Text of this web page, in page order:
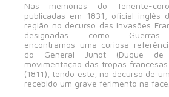
Nas memórias do Tenente-
publicadas em 1831, oficial inglês
região no decurso das Invasões
designadas como Guerras
encontramos uma curiosa
do General Junot (Duque de
movimentação das tropas
(1811), tendo este, no decurso de
recebido um grave ferimento na face.